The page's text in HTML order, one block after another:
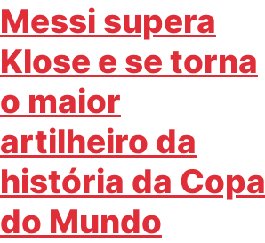
Messi supera
Klose e se torna
o maior
artilheiro da
história da Copa
do Mundo